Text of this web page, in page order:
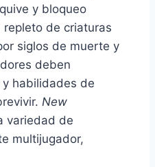
y bloqueo
de criaturas
siglos de muerte y
deben
habilidades de
New
variedad de
multijugador,